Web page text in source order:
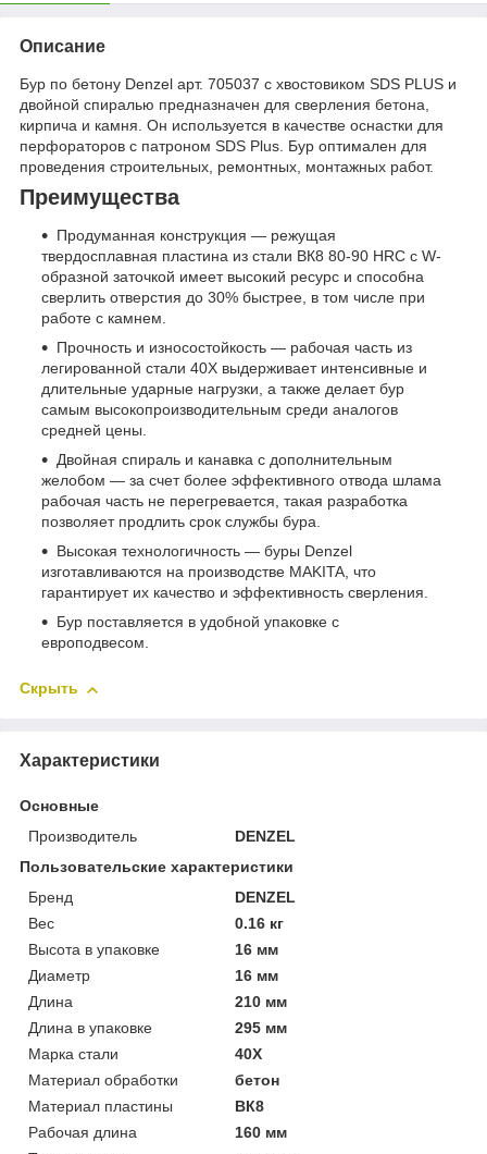
Описание
Бур по бетону Denzel арт. 705037 с хвостовиком SDS PLUS и
двойной спиралью предназначен для сверления бетона,
кирпича и камня. Он используется в качестве оснастки для
перфораторов с патроном SDS Plus. Бур оптимален для
проведения строительных, ремонтных, монтажных работ.
Преимущества
Продуманная конструкция — режущая
твердосплавная пластина из стали ВК8 80-90 HRC с W-
образной заточкой имеет высокий ресурс и способна
сверлить отверстия до 30% быстрее, в том числе при
работе с камнем.
Прочность и износостойкость — рабочая часть из
легированной стали 40Х выдерживает интенсивные и
длительные ударные нагрузки, а также делает бур
самым высокопроизводительным среди аналогов
средней цены.
Двойная спираль и канавка с дополнительным
желобом — за счет более эффективного отвода шлама
рабочая часть не перегревается, такая разработка
позволяет продлить срок службы бура.
Высокая технологичность — буры Denzel
изготавливаются на производстве MAKITA, что
гарантирует их качество и эффективность сверления.
Бур поставляется в удобной упаковке с
европодвесом.
Скрыть
Характеристики
Основные
Производитель
DENZEL
Пользовательские характеристики
Бренд
DENZEL
Вес
0.16 кг
Высота в упаковке
16 мм
Диаметр
16 мм
Длина
210 мм
Длина в упаковке
295 мм
Марка стали
40Х
Материал обработки
бетон
Материал пластины
ВК8
Рабочая длина
160 мм